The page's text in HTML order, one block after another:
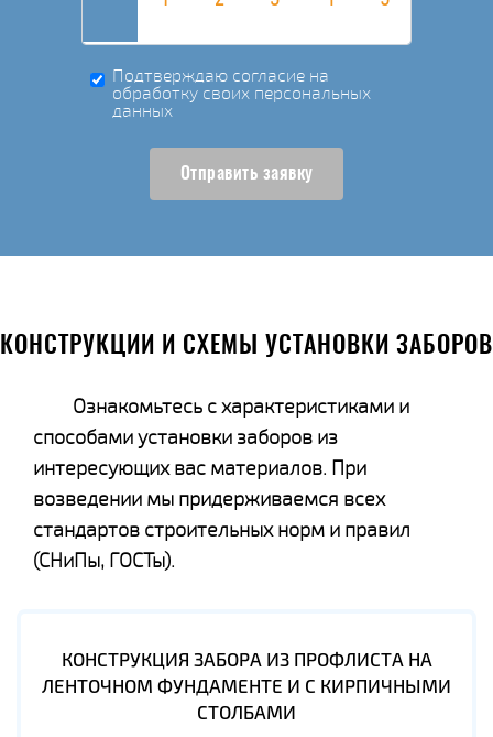
Подтверждаю согласие на
обработку своих персональных
данных
Отправить заявку
КОНСТРУКЦИИ И СХЕМЫ УСТАНОВКИ ЗАБОРОВ
Ознакомьтесь с характеристиками и
способами установки заборов из
интересующих вас материалов. При
возведении мы придерживаемся всех
стандартов строительных норм и правил
(СНиПы, ГОСТы).
КОНСТРУКЦИЯ ЗАБОРА ИЗ ПРОФЛИСТА НА
ЛЕНТОЧНОМ ФУНДАМЕНТЕ И С КИРПИЧНЫМИ
СТОЛБАМИ